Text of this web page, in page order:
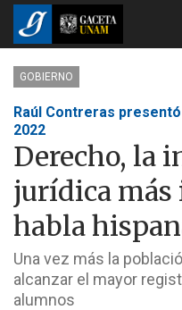
GOBIERNO
Raúl Contreras
2022
Derecho, la
jurídica
habla
Una vez más la
alcanzar el mayor
alumnos